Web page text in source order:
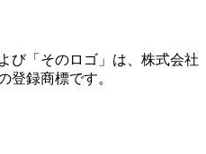
び「そのロゴ」は、株式会社
登録商標です。